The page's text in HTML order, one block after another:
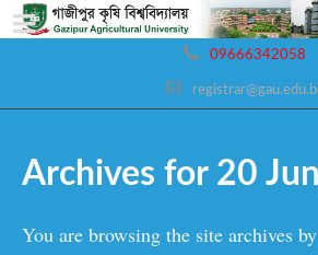
09666342058
Archives for 20
You are browsing the site archives